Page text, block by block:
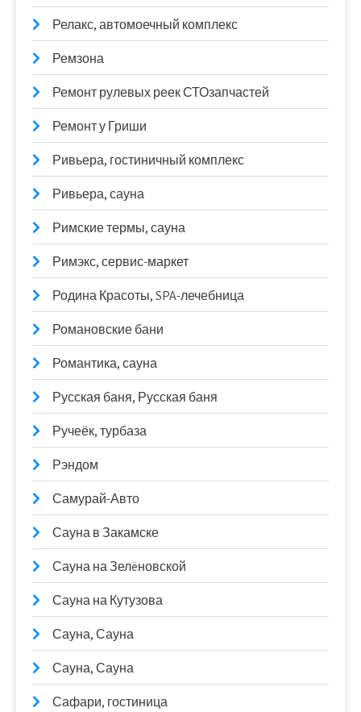
Релакс, автомоечный комплекс
Ремзона
Ремонт рулевых реек СТОзапчастей
Ремонт у Гриши
Ривьера, гостиничный комплекс
Ривьера, сауна
Римские термы, сауна
Римэкс, сервис-маркет
Родина Красоты, SPA-лечебница
Романовские бани
Романтика, сауна
Русская баня, Русская баня
Ручеёк, турбаза
Рэндом
Самурай-Авто
Сауна в Закамске
Сауна на Зелëновской
Сауна на Кутузова
Сауна, Сауна
Сауна, Сауна
Сафари, гостиница